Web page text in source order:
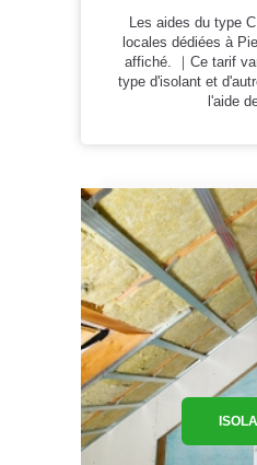
Les aides du type
locales dédiées à
affiché. ｜Ce tarif
type d'isolant et
l'aide